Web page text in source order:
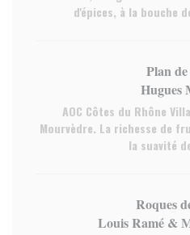
d'épices, à la bouche
Plan
Hugues
AOC Côtes du Rhône
Mourvèdre. La richesse de
la suavité
Roques
Louis Ramé &